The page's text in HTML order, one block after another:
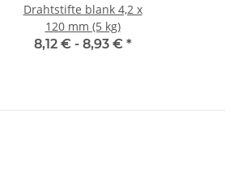
Drahtstifte blank 4,2 x
120 mm (5 kg)
8,12 € - 8,93 € *